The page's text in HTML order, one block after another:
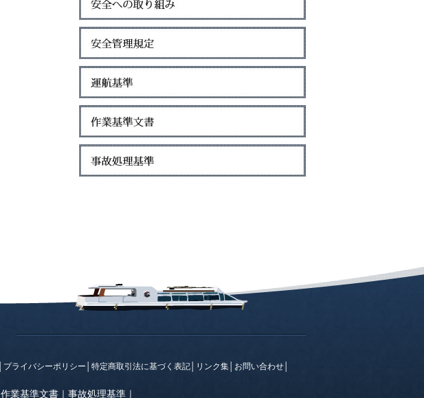
プライバシーポリシー 特定商取引法に基づく表記 リンク集 お問い合わせ
作業基準文書 ｜ 事故処理基準 ｜